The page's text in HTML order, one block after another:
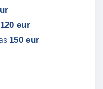
120 eur
150 eur